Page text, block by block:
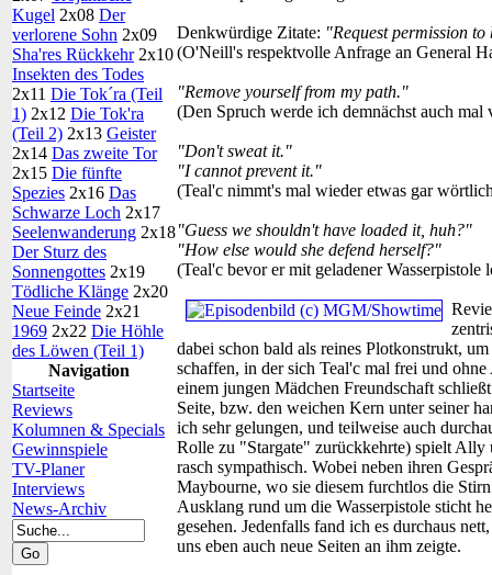
Kugel 2x08 Der
verlorene Sohn 2x09
Sha'res Rückkehr2x10
Insekten des Todes
2x11 Die Tok´ra (Teil
1) 2x12 Die Tok'ra
(Teil 2) 2x13 Geister
2x14 Das zweite Tor
2x15 Die fünfte
Spezies 2x16 Das
Schwarze Loch 2x17
Seelenwanderung 2x18
Der Sturz des
Sonnengottes 2x19
Tödliche Klänge 2x20
Neue Feinde 2x21
1969 2x22 Die Höhle
des Löwen (Teil 1)
Navigation
Startseite
Reviews
Kolumnen & Specials
Gewinnspiele
TV-Planer
Interviews
News-Archiv
Denkwürdige Zitate: "Request permission
(O'Neill's respektvolle Anfrage an General
"Remove yourself from my path."
(Den Spruch werde ich demnächst auch mal
"Don't sweat it."
"I cannot prevent it."
(Teal'c nimmt's mal wieder etwas gar
"Guess we shouldn't have loaded it, huh?"
"How else would she defend herself?"
(Teal'c bevor er mit geladener
dabei schon bald als reines Plotkonstrukt,
schaffen, in der sich Teal'c mal frei und
einem jungen Mädchen Freundschaft
Seite, bzw. den weichen Kern unter seiner
ich sehr gelungen, und teilweise auch
Rolle zu "Stargate" zurückkehrte) spielt Ally
rasch sympathisch. Wobei neben ihren
Maybourne, wo sie diesem furchtlos die
Ausklang rund um die Wasserpistole sticht
gesehen. Jedenfalls fand ich es durchaus
uns eben auch neue Seiten an ihm zeigte.